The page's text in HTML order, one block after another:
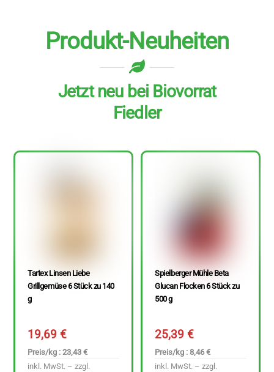
Produkt-Neuheiten
Jetzt neu bei Biovorrat
Fiedler
Tartex Linsen Liebe
Grillgemüse 6 Stück zu 140
g
19,69€
Preis/kg : 23,43 €
inkl. MwSt. – zzgl.
Spielberger Mühle Beta
Glucan Flocken 6 Stück zu
500 g
25,39€
Preis/kg : 8,46 €
inkl. MwSt. – zzgl.